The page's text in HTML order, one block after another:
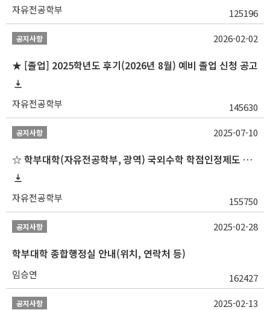
자유전공학부 125196
공지사항
★ [졸업] 2025학년도 후기(2026년 8월) 예비 졸업 신청 공고
자유전공학부 145630
2026-02-02
공지사항
☆ 학부대학(자유전공학부, 광역) 국외수학 학점인정제도 변경 안내(2025-2학기 파견학생부터)
자유전공학부 155750
2025-07-10
공지사항
학부대학 종합행정실 안내(위치, 연락처 등)
임승연 162427
2025-02-28
공지사항 2025-02-13